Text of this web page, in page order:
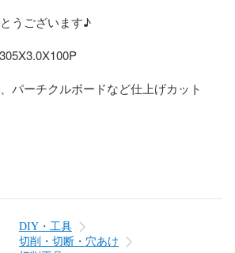
うございます♪
パーチクルボードなど仕上げカット
DIY・工具
切削・切断・穴あけ